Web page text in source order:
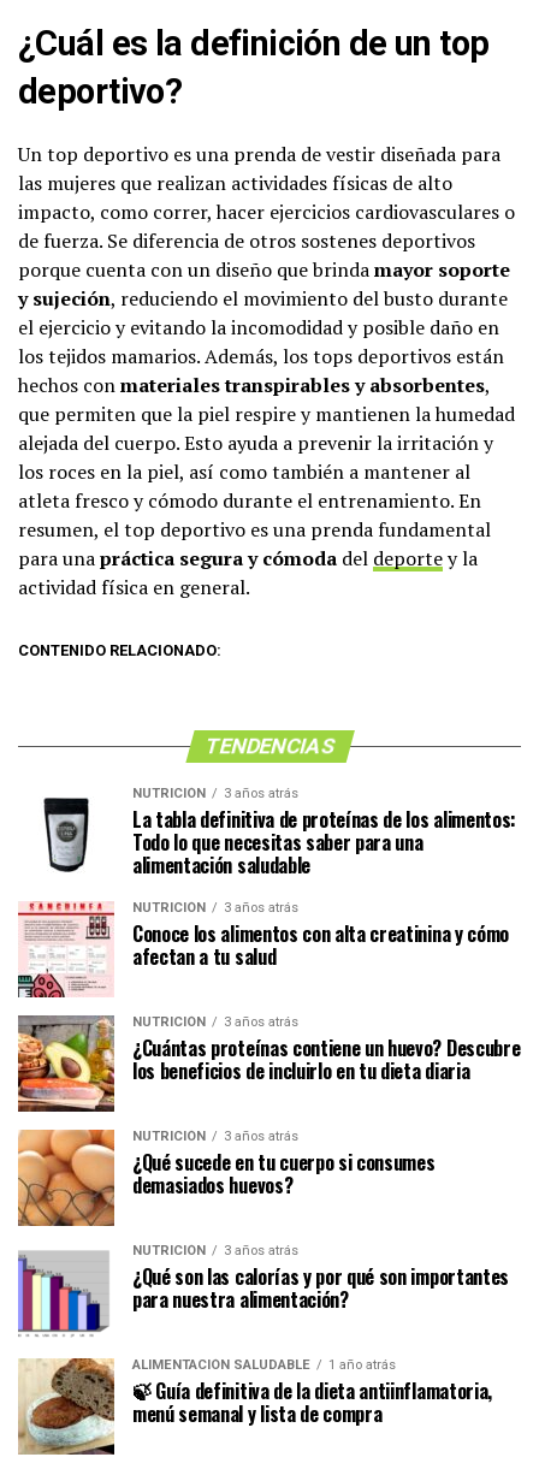
¿Cuál es la definición de un top
deportivo?
Un top deportivo es una prenda de vestir diseñada para
las mujeres que realizan actividades físicas de alto
impacto, como correr, hacer ejercicios cardiovasculares o
de fuerza. Se diferencia de otros sostenes deportivos
porque cuenta con un diseño que brindamayor soporte
y sujeción, reduciendo el movimiento del busto durante
el ejercicio y evitando la incomodidad y posible daño en
los tejidos mamarios. Además, los tops deportivos están
hechos conmateriales transpirables y absorbentes,
que permiten que la piel respire y mantienen la humedad
alejada del cuerpo. Esto ayuda a prevenir la irritación y
los roces en la piel, así como también a mantener al
atleta fresco y cómodo durante el entrenamiento. En
resumen, el top deportivo es una prenda fundamental
para unapráctica segura y cómoda del deportey la
actividad física en general.
CONTENIDO RELACIONADO:
TENDENCIAS
NUTRICIÓN 3 años atrás
La tabla definitiva de proteínas de los alimentos:
Todo lo que necesitas saber para una
alimentación saludable
NUTRICIÓN 3 años atrás
Conoce los alimentos con alta creatinina y cómo
afectan a tu salud
NUTRICIÓN 3 años atrás
¿Cuántas proteínas contiene un huevo? Descubre
los beneficios de incluirlo en tu dieta diaria
NUTRICIÓN 3 años atrás
¿Qué sucede en tu cuerpo si consumes
demasiados huevos?
NUTRICIÓN 3 años atrás
¿Qué son las calorías y por qué son importantes
para nuestra alimentación?
ALIMENTACIÓN SALUDABLE 1 año atrás
🍃 Guía definitiva de la dieta antiinflamatoria,
menú semanal y lista de compra